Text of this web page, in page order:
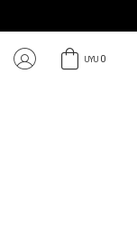
UYU 0